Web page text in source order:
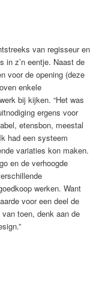
van regisseur en
in z’n eentje. Naast de
voor de opening (deze
enkele
bij kijken. “Het was
ergens voor
etensbon, meestal
had een systeem
variaties kon maken.
en de verhoogde
werken. Want
voor een deel de
toen, denk aan de